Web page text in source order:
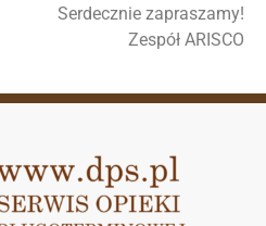
Serdecznie zapraszamy!
Zespół ARISCO